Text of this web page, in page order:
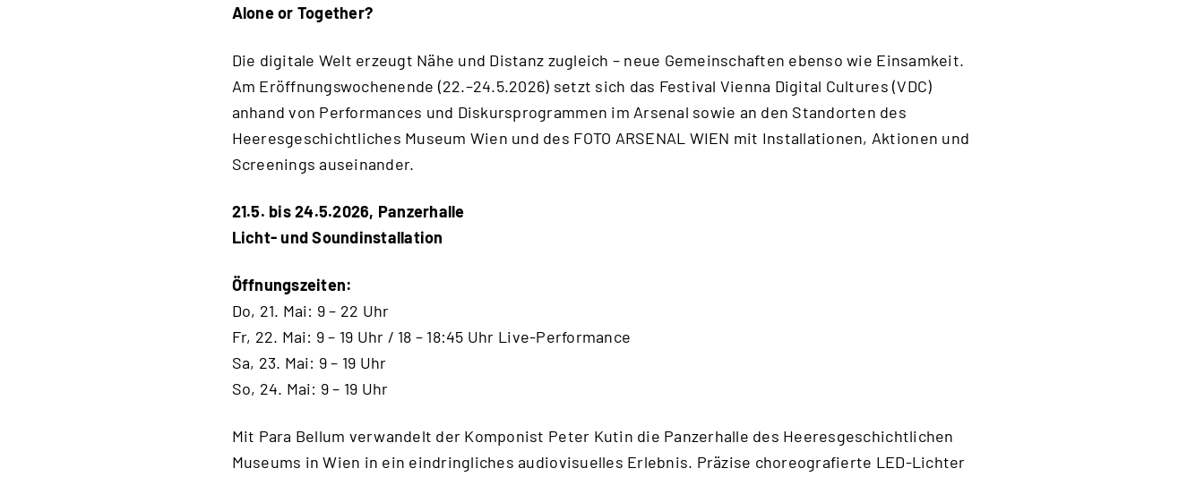
Alone or Together?
Die digitale Welt erzeugt Nähe und Distanz zugleich – neue Gemeinschaften ebenso wie Einsamkeit.
Am Eröffnungswochenende (22.–24.5.2026) setzt sich das Festival Vienna Digital Cultures (VDC)
anhand von Performances und Diskursprogrammen im Arsenal sowie an den Standorten des
Heeresgeschichtliches Museum Wien und des FOTO ARSENAL WIEN mit Installationen, Aktionen und
Screenings auseinander.
21.5. bis 24.5.2026, Panzerhalle
Licht- und Soundinstallation
Öffnungszeiten:
Do, 21. Mai: 9 – 22 Uhr
Fr, 22. Mai: 9 – 19 Uhr / 18 – 18:45 Uhr Live-Performance
Sa, 23. Mai: 9 – 19 Uhr
So, 24. Mai: 9 – 19 Uhr
Mit Para Bellum verwandelt der Komponist Peter Kutin die Panzerhalle des Heeresgeschichtlichen
Museums in Wien in ein eindringliches audiovisuelles Erlebnis. Präzise choreografierte LED-Lichter